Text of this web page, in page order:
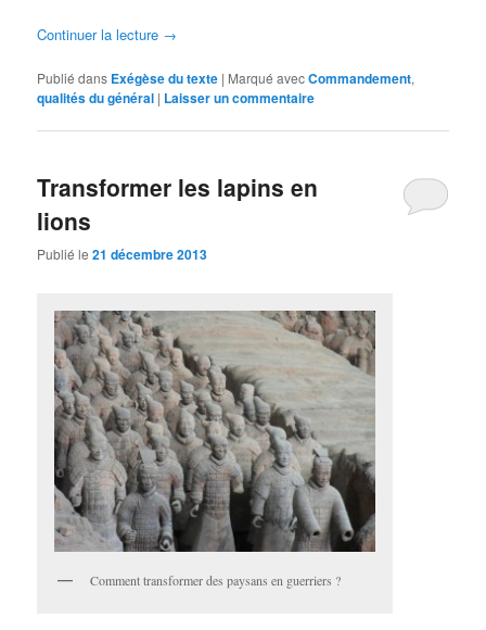
Continuer la lecture →
Publié dans Exégèse du texte | Marqué avecCommandement,
qualités du général | Laisser un commentaire
Transformer les lapins en
lions
Publié le21 décembre 2013
Comment transformer des paysans en guerriers ?